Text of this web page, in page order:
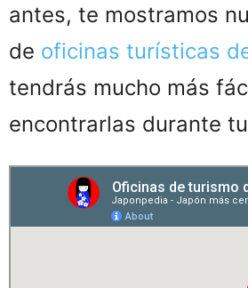
antes, te mostramos
de oficinas turísticas
tendrás mucho más
encontrarlas durante